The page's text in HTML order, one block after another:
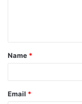
Name *
Email *